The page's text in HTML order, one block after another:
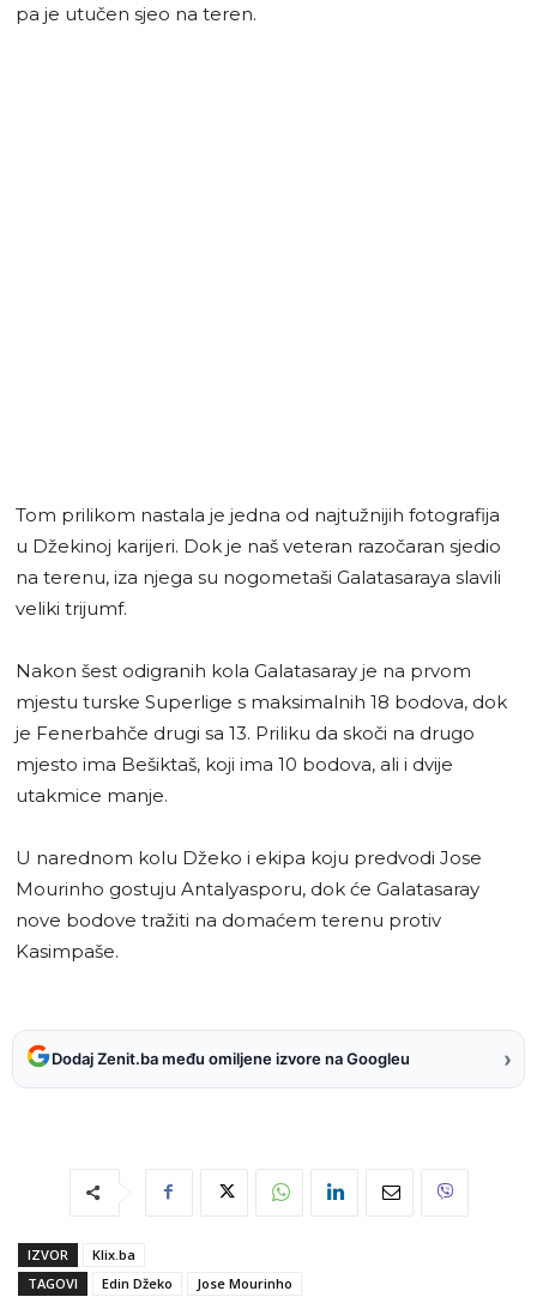
pa je utučen sjeo na teren.
Tom prilikom nastala je jedna od najtužnijih fotografija
u Džekinoj karijeri. Dok je naš veteran razočaran sjedio
na terenu, iza njega su nogometaši Galatasaraya slavili
veliki trijumf.
Nakon šest odigranih kola Galatasaray je na prvom
mjestu turske Superlige s maksimalnih 18 bodova, dok
je Fenerbahče drugi sa 13. Priliku da skoči na drugo
mjesto ima Bešiktaš, koji ima 10 bodova, ali i dvije
utakmice manje.
U narednom kolu Džeko i ekipa koju predvodi Jose
Mourinho gostuju Antalyasporu, dok će Galatasaray
nove bodove tražiti na domaćem terenu protiv
Kasimpaše.
Dodaj Zenit.ba među omiljene izvore na Googleu ›
IZVOR
Klix.ba
TAGOVI
Edin Džeko Jose Mourinho